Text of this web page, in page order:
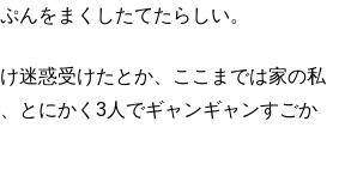
んをまくしたてたらしい。
迷惑受けたとか、ここまでは家の私
とにかく3人でギャンギャンすごか